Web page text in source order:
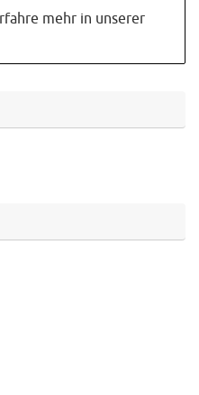
mehr in unserer